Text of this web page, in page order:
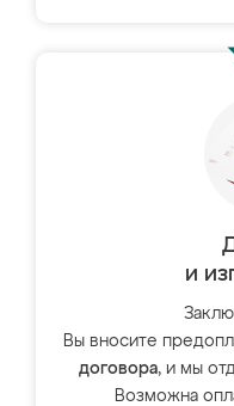
и
Вы вносите
договора, и мы
Возможна